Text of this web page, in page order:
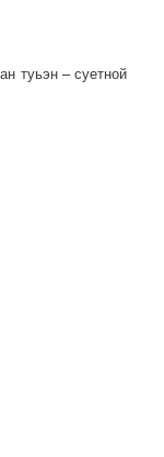
туьэн – суетной